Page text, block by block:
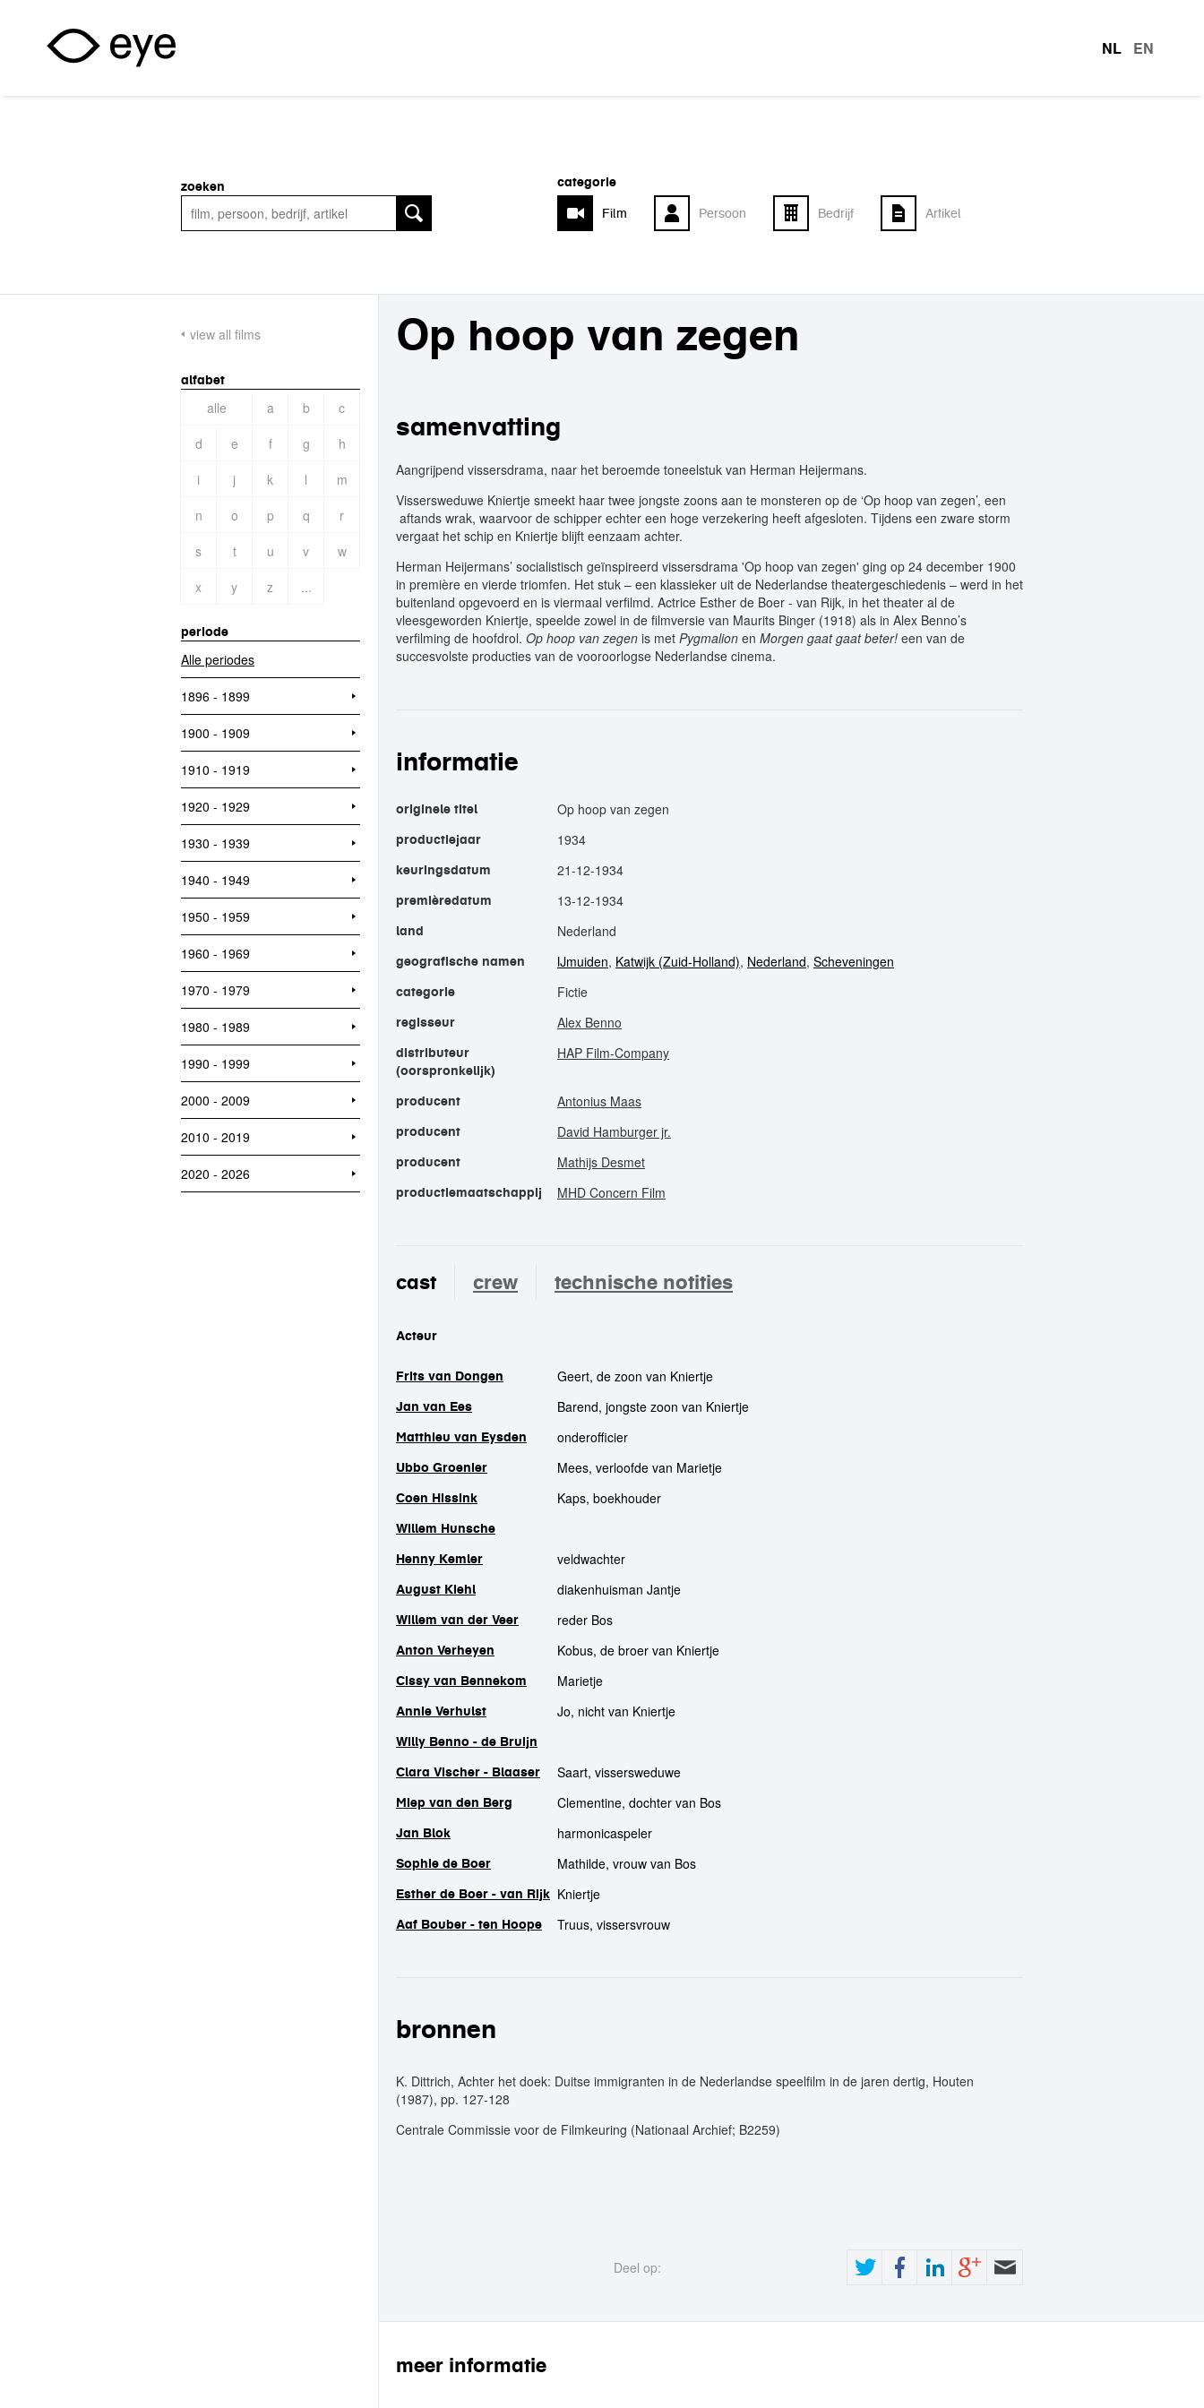
NL EN
categorie
Film
Persoon Bedrijf Artikel
zoeken
view all films
alfabet
alle a b
c
d
e f g
h
i
j k l
m
n
o p q
r
s
t u v
w
x
y z ...
periode
Alle periodes
1896 - 1899
1900 - 1909
1910 - 1919
1920 - 1929
1930 - 1939
1940 - 1949
1950 - 1959
1960 - 1969
1970 - 1979
1980 - 1989
1990 - 1999
2000 - 2009
2010 - 2019
2020 - 2026
Op hoop van zegen
samenvatting
Aangrijpend vissersdrama, naar het beroemde toneelstuk van Herman Heijermans.
Vissersweduwe Kniertje smeekt haar twee jongste zoons aan te monsteren op de ‘Op hoop van zegen’, een
aftands wrak, waarvoor de schipper echter een hoge verzekering heeft afgesloten. Tijdens een zware storm
vergaat het schip en Kniertje blijft eenzaam achter.
Herman Heijermans’ socialistisch geïnspireerd vissersdrama 'Op hoop van zegen' ging op 24 december 1900
in première en vierde triomfen. Het stuk – een klassieker uit de Nederlandse theatergeschiedenis – werd in het
buitenland opgevoerd en is viermaal verfilmd. Actrice Esther de Boer - van Rijk, in het theater al de
vleesgeworden Kniertje, speelde zowel in de filmversie van Maurits Binger (1918) als in Alex Benno’s
verfilming de hoofdrol. Op hoop van zegen is met Pygmalion en Morgen gaat gaat beter! een van de
succesvolste producties van de vooroorlogse Nederlandse cinema.
informatie
originele titel Op hoop van zegen
productiejaar 1934
keuringsdatum 21-12-1934
premièredatum 13-12-1934
land Nederland
geografische namen IJmuiden, Katwijk (Zuid-Holland), Nederland, Scheveningen
categorie Fictie
regisseur Alex Benno
distributeur
(oorspronkelijk)
HAP Film-Company
producent Antonius Maas
producent David Hamburger jr.
producent Mathijs Desmet
productiemaatschappij MHD Concern Film
cast crew technische notities
cast
Acteur
Frits van Dongen Geert, de zoon van Kniertje
Jan van Ees Barend, jongste zoon van Kniertje
Matthieu van Eysden onderofficier
Ubbo Groenier Mees, verloofde van Marietje
Coen Hissink Kaps, boekhouder
Willem Hunsche
Henny Kemler
veldwachter
August Kiehl diakenhuisman Jantje
Willem van der Veer reder Bos
Anton Verheyen Kobus, de broer van Kniertje
Cissy van Bennekom Marietje
Annie Verhulst Jo, nicht van Kniertje
Willy Benno - de Bruijn
Clara Vischer - Blaaser
Saart, vissersweduwe
Miep van den Berg Clementine, dochter van Bos
Jan Blok harmonicaspeler
Sophie de Boer Mathilde, vrouw van Bos
Esther de Boer - van Rijk Kniertje
Aaf Bouber - ten Hoope Truus, vissersvrouw
bronnen
K. Dittrich, Achter het doek: Duitse immigranten in de Nederlandse speelfilm in de jaren dertig, Houten
(1987), pp. 127-128
Centrale Commissie voor de Filmkeuring (Nationaal Archief; B2259)
Deel op:
meer informatie